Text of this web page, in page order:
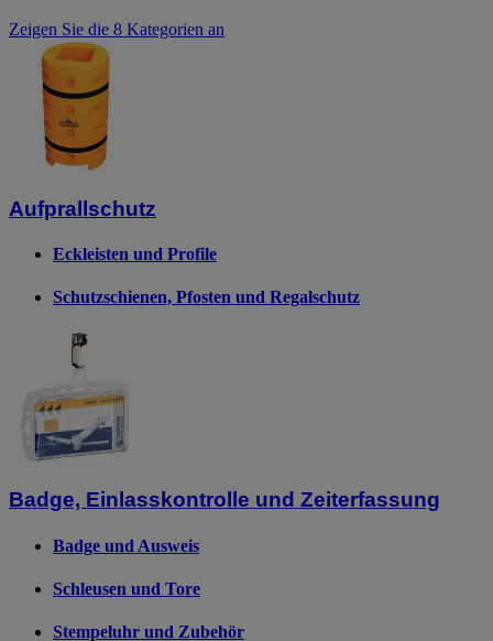
Zeigen Sie die 8 Kategorien an
Aufprallschutz
Eckleisten und Profile
Schutzschienen, Pfosten und Regalschutz
Badge, Einlasskontrolle und Zeiterfassung
Badge und Ausweis
Schleusen und Tore
Stempeluhr und Zubehör